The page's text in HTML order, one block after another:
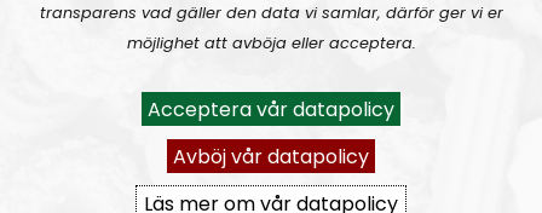
radionordfront@nordiskradio.se
simon.holmqvist@nordfront.se
Prenumerera på Radio Nordfront med
https://nordiskradio.se/?format=mp3-
transparens vad gäller den data vi samlar, därför ger vi er
möjlighet att avböja eller acceptera.
Acceptera vår datapolicy
Avböj vår datapolicy
Läs mer om vår datapolicy